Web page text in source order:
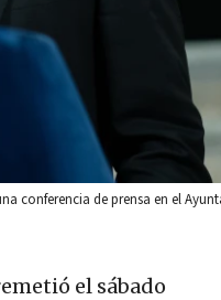
conferencia de prensa en el
el sábado